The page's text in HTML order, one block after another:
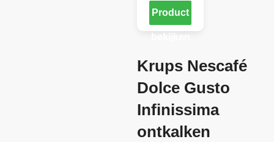
Product
Krups Nescafé
Dolce Gusto
Infinissima
ontkalken